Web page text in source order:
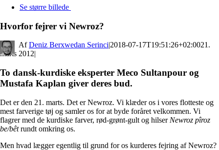
Se større billede
Hvorfor fejrer vi Newroz?
By Deniz Berxwedan Serinci|2018-07-17T19:51:26+02:0021.
marts 2012|
To dansk-kurdiske eksperter Meco Sultanpour og
Mustafa Kaplan giver deres bud.
Det er den 21. marts. Det er Newroz. Vi klæder os i vores flotteste og
mest farverige tøj og samler os for at byde foråret velkommen. Vi
flagrer med de kurdiske farver, rød-grønt-gult og hilser Newroz pîroz
be/bêtrundt omkring os.
Men hvad lægger egentlig til grund for os kurderes fejring af Newroz?